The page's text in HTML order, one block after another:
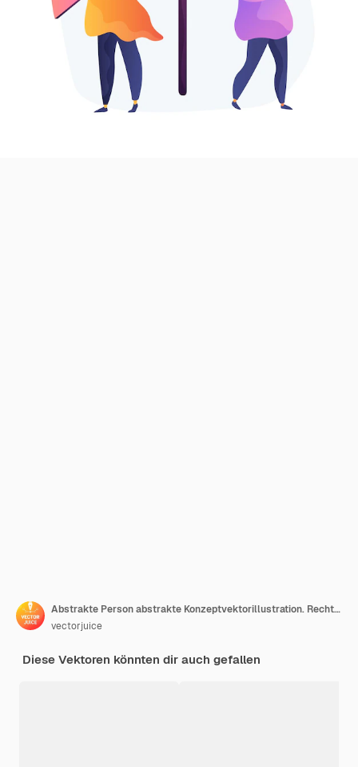
Abstrakte Person abstrakte Konzeptvektorillustration. Rechtliche Trennung, geteiltes Paar, abgesehen vom Ehepartner, Trennung, Scheidungsvereinbarung, Sorgerecht, gebrochenes Herz, Liebesmenschen abstrakte Metapher.
vectorjuice
Diese Vektoren könnten dir auch gefallen